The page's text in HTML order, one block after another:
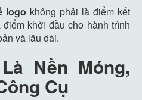
logo không phải là điểm kết
khởi đầu cho hành trình
và lâu dài.
Nền Móng,
Cụ